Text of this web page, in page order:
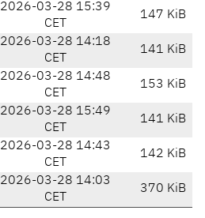
2026-03-28 15:39
CET
147 KiB
2026-03-28 14:18
CET
141 KiB
2026-03-28 14:48
CET
153 KiB
2026-03-28 15:49
CET
141 KiB
2026-03-28 14:43
CET
142 KiB
2026-03-28 14:03
CET
370 KiB